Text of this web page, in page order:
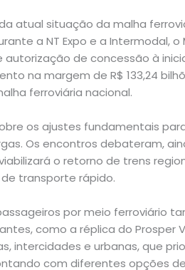
atual situação da malha
a NT Expo e a Intermodal, o
de concessão à
na margem de R$ 133,24
ferroviária nacional.
os ajustes fundamentais
Os encontros debateram,
o retorno de trens
transporte rápido.
por meio ferroviário
como a réplica do Prosper
intercidades e urbanas, que
com diferentes opções